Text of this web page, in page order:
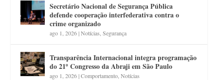
Secretário Nacional de Segurança Pública
defende cooperação interfederativa contra o
crime organizado
ago 1, 2026|Notícias ,Segurança
Transparência Internacional integra programação
do 21º Congresso da Abraji em São Paulo
ago 1, 2026|Comportamento ,Notícias